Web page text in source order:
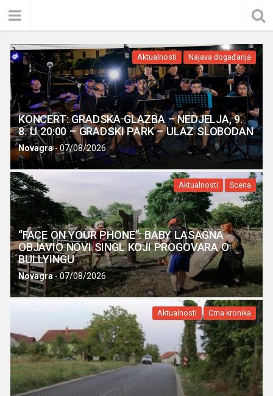
Aktualnosti Najava događanja
KONCERT: GRADSKA GLAZBA – NEDJELJA, 9.
8. U 20:00 – GRADSKI PARK – ULAZ SLOBODAN
Novagra -07/08/2026
Aktualnosti Scena
“FACE ON YOUR PHONE”: BABY LASAGNA
OBJAVIO NOVI SINGL KOJI PROGOVARA O
BULLYINGU
Novagra-07/08/2026
Aktualnosti Crna kronika